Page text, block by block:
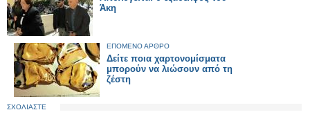
Άκη
ΕΠΟΜΕΝΟ ΑΡΘΡΟ
Δείτε ποια χαρτονομίσματα
μπορούν να λιώσουν από τη
ζέστη
ΣΧΟΛΙΑΣΤΕ